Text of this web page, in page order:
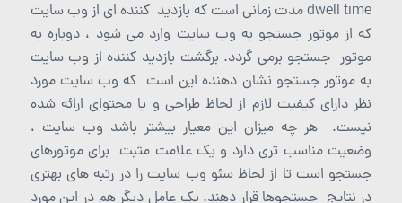
dwell time مدت زمانی است که بازدید کننده ای از وب سایت
که از موتور جستجو به وب سایت وارد می شود ، دوباره به
موتور جستجو برمی گردد. برگشت بازدید کننده از وب سایت
به موتور جستجو نشان دهنده این است که وب سایت مورد
نظر دارای کیفیت لازم از لحاظ طراحی و یا محتوای ارائه شده
نیست. هر چه میزان این معیار بیشتر باشد وب سایت ،
وضعیت مناسب تری دارد و یک علامت مثبت برای موتورهای
جستجو است تا از لحاظ سئو وب سایت را در رتبه های بهتری